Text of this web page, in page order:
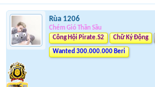
Rùa 1206
Chém Gió Thần Sầu
Công Hội Pirate.S2
Chữ Ký Động
Wanted 300.000.000 Beri